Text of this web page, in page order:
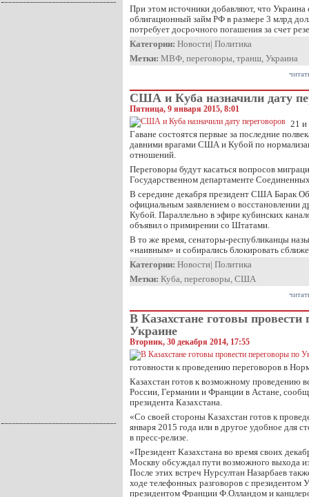
При этом источники добавляют, что Украина
облигационный займ РФ в размере 3 млрд
потребует досрочного погашения за счет
Категории: Новости| Политика
Метки: МВФ, переговоры, транш, Украина
США и Куба назначили дату
Пятница, 9 января 2015, 8:01
21 и
Гаване состоятся первые за последние
давними врагами США и Кубой по
отношений.
Переговоры будут касаться вопросов
Государственном департаменте
В середине декабря президент США Барак
официальным заявлением о восстановлении
Кубой. Параллельно в эфире кубинских
объявил о примирении со Штатами.
В то же время, сенаторы-республиканцы
«наивным» и собирались блокировать
Категории: Новости| Политика
Метки: Куба, переговоры, США
В Казахстане готовы провести
Украине
Вторник, 30 декабря 2014, 17:55
готовности к проведению переговоров в
Казахстан готов к возможному проведению
России, Германии и Франции в Астане,
президента Казахстана.
«Со своей стороны Казахстан готов к
января 2015 года или в другое удобное для
в пресс-релизе.
«Президент Казахстана во время своих
Москву обсуждал пути возможного выхода
После этих встреч Нурсултан Назарбаев
ходе телефонных разговоров с
президентом Франции Ф.Олландом и